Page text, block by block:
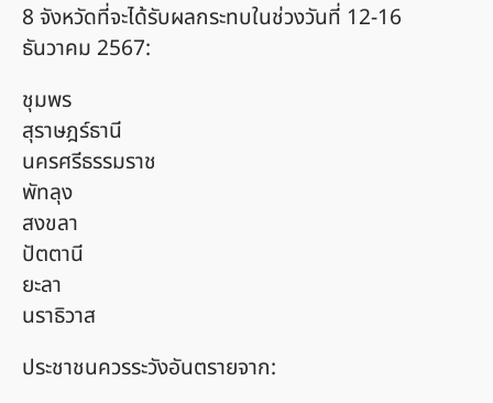
8 จังหวัดที่จะได้รับผลกระทบในช่วงวันที่ 12-16
ธันวาคม 2567:
ชุมพร
สุราษฎร์ธานี
นครศรีธรรมราช
พัทลุง
สงขลา
ปัตตานี
ยะลา
นราธิวาส
ประชาชนควรระวังอันตรายจาก: